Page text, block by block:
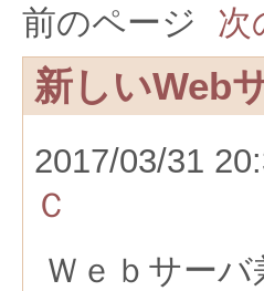
前のページ 次
新しいWeb
2017/03/31
Ｃ
Ｗｅｂサー